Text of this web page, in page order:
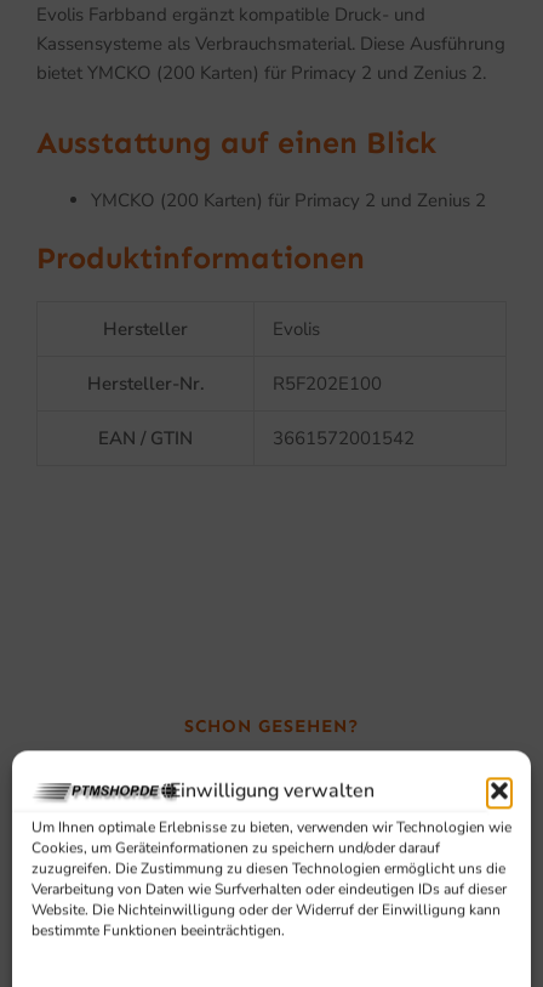
Einwilligung verwalten
Um Ihnen optimale Erlebnisse zu bieten, verwenden wir Technologien wie
Cookies, um Geräteinformationen zu speichern und/oder darauf
zuzugreifen. Die Zustimmung zu diesen Technologien ermöglicht uns die
Verarbeitung von Daten wie Surfverhalten oder eindeutigen IDs auf dieser
Website. Die Nichteinwilligung oder der Widerruf der Einwilligung kann
bestimmte Funktionen beeinträchtigen.
Evolis Farbband ergänzt kompatible Druck- und
Kassensysteme als Verbrauchsmaterial. Diese Ausführung
bietet YMCKO (200 Karten) für Primacy 2 und Zenius 2.
Ausstattung auf einen Blick
YMCKO (200 Karten) für Primacy 2 und Zenius 2
Produktinformationen
Hersteller Evolis
Hersteller-Nr. R5F202E100
EAN / GTIN 3661572001542
SCHON GESEHEN?
Ähnliche Produkte